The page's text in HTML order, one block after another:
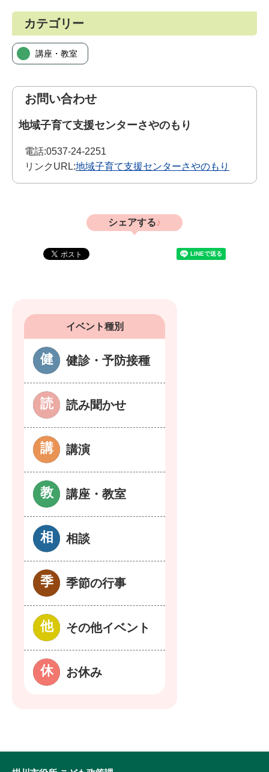
カテゴリー
講座・教室
お問い合わせ
地域子育て支援センターさやのもり
電話:0537-24-2251
リンクURL:地域子育て支援センターさやのもり
シェアする
イベント種別
健診・予防接種
読み聞かせ
講演
講座・教室
相談
季節の行事
その他イベント
お休み